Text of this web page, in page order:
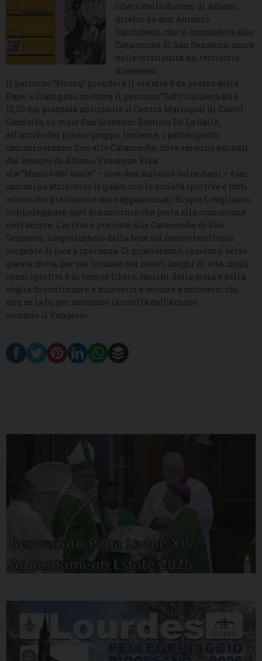
libero della diocesi di Albano,
diretto da don Antonio
Salimbeni, che si concluderà alle
Catacombe di San Senatore, cuore
della cristianità sul territorio
diocesano.
Il percorso “Strong” prenderà il via alle 8 da piazza della
Pace, a Ciampino, mentre il percorso “Soft” inizierà alle
10,30 dal piazzale antistante il Centro Mariapoli di Castel
Gandolfo, in viale San Giovanni Battista De La Salle,
all’arrivo del primo gruppo. Insieme, i partecipanti
cammineranno fino alle Catacombe, dove saranno salutati
dal vescovo di Albano, Vincenzo Viva.
«La “Marcia del cuore” – dice don Antonio Salimbeni – è un
cammino attraverso il quale, con le società sportive e tutti
coloro che praticano e sono appassionati di sport, vogliamo
simboleggiare quel dinamismo che porta alla comunione
nell’amore. L’arrivo è previsto alle Catacombe di San
Senatore, luogo simbolo della fede sul nostro territorio,
sorgente di luce e speranza. Ci muoveremo, insieme, verso
questa meta, per poi tornare nei nostri luoghi di vita, negli
spazi sportivi e di tempo libero, carichi della gioia e della
voglia di continuare a muoverci e aiutare a muoversi chi
non ce la fa, per costruire la civiltà dell’Amore
secondo il Vangelo».